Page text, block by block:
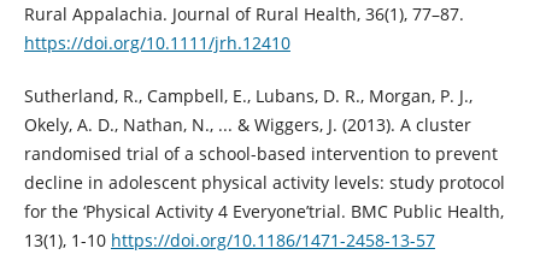
Rural Appalachia. Journal of Rural Health, 36(1), 77–87.
https://doi.org/10.1111/jrh.12410
Sutherland, R., Campbell, E., Lubans, D. R., Morgan, P. J.,
Okely, A. D., Nathan, N., ... & Wiggers, J. (2013). A cluster
randomised trial of a school-based intervention to prevent
decline in adolescent physical activity levels: study protocol
for the ‘Physical Activity 4 Everyone’trial. BMC Public Health,
13(1), 1-10 https://doi.org/10.1186/1471-2458-13-57